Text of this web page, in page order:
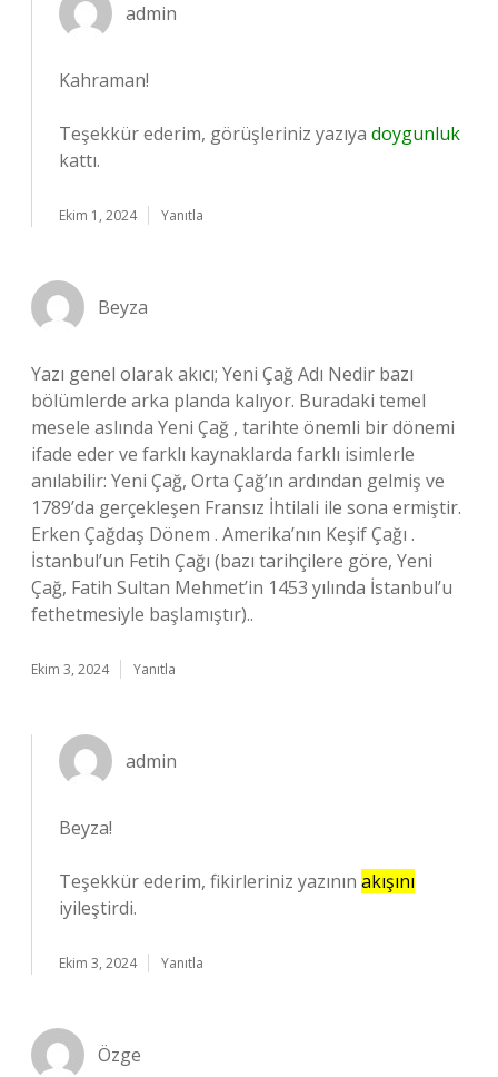
admin
Kahraman!
Teşekkür ederim, görüşleriniz yazıya doygunluk
kattı.
Ekim 1, 2024 Yanıtla
Beyza
Yazı genel olarak akıcı; Yeni Çağ Adı Nedir bazı
bölümlerde arka planda kalıyor. Buradaki temel
mesele aslında Yeni Çağ , tarihte önemli bir dönemi
ifade eder ve farklı kaynaklarda farklı isimlerle
anılabilir: Yeni Çağ, Orta Çağ’ın ardından gelmiş ve
1789’da gerçekleşen Fransız İhtilali ile sona ermiştir.
Erken Çağdaş Dönem . Amerika’nın Keşif Çağı .
İstanbul’un Fetih Çağı (bazı tarihçilere göre, Yeni
Çağ, Fatih Sultan Mehmet’in 1453 yılında İstanbul’u
fethetmesiyle başlamıştır)..
Ekim 3, 2024 Yanıtla
admin
Beyza!
Teşekkür ederim, fikirleriniz yazının akışını
iyileştirdi.
Ekim 3, 2024 Yanıtla
Özge